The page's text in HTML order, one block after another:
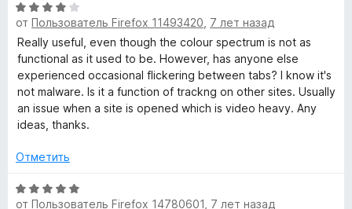
и
з
5
н
а
5
и
з
5
н
е
н
о
н
а
5
и
5
О
ц
е
н
е
н
о
н
4
з
5
от Пользователь Firefox 11493420 7 лет назад
Really useful, even though the colour spectrum is not as
functional as it used to be. However, has anyone else
experienced occasional flickering between tabs? I know it's
not malware. Is it a function of trackng on other sites. Usually
an issue when a site is opened which is video heavy. Any
ideas, thanks.
Отметить
О
ц
от Пользователь Firefox 14780601 7 лет назад